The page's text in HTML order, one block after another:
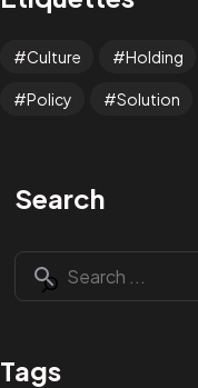
Culture Holding
Policy Solution
Search
Tags